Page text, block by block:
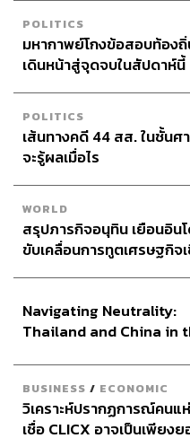
ปิดท้ายด้วยเคล็ดลับการ
ตั้งเว็บไซต์และแอปพลิเคชัน
อาหารสำหรับนักชิมชาวไท
ช่วงเวลาที่ผ่านมา
โดยยอดได้แชร์ประสบก
MBAจากUCLA Anderson
คนมาระดมสม
ซึ่งได้แนวคิดมาจากเว็บไซ
อย่างYELP.COMและมีแน
คือ‘กล้า เชื่อมั่น คิดแล้วทำ’
“ในช่วง2 ปีแรกที่ทำเว็บ
POLITICS
มหากาพย์โกงข้อสอบท้อง
เดินหน้าสู่จุดจบในสัปดาห์นี้
POLITICS
เส้นทางคดี 44 สส. ในชั้นศ
จะรู้ผลเมื่อไร
WORLD
สรุปภารกิจอนุทิน เยือนอิน
ขับเคลื่อนการทูตเศรษฐกิจ
Navigating Neutrality:
Thailand and China in
BUSINESS / ECONOMIC
วิเคราะห์ปรากฏการณ์คนแ
เชื่อ CLICX อาจเป็นเพียง